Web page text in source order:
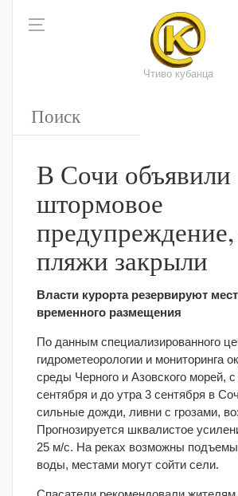
Чтиво кубанца
В Сочи объявили
штормовое
предупреждение,
пляжи закрыли
Власти курорта резервируют
временного размещения
По данным специализированного
гидрометеорологии и мониторинга
среды Черного и Азовского морей,
сентября и до утра 3 сентября в
сильные дожди, ливни с грозами,
Прогнозируется шквалистое
25 м/с. На реках возможны
воды, местами могут сойти сели.